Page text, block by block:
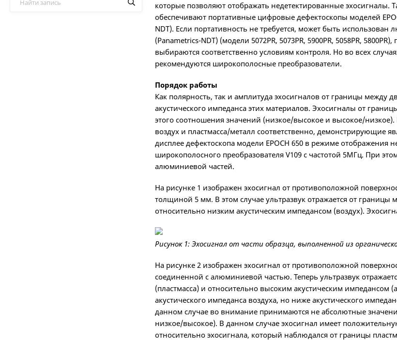
которые позволяют отображать недетектированные
обеспечивают портативные цифровые дефектоскопы моделей
NDT). Если портативность не требуется, может быть
(Panametrics-NDT) (модели 5072PR, 5073PR, 5900PR, 5058PR,
выбираются соответственно условиям контроля. Но во всех
рекомендуются широкополосные преобразователи.
Порядок работы
Как полярность, так и амплитуда эхосигналов от границы между
акустического импеданса этих материалов. Эхосигналы от
этого соотношения значений (низкое/высокое и высокое/
воздух и пластмасса/металл соответственно, демонстрирующие
дисплее дефектоскопа модели EPOCH 650 в режиме
широкополосного преобразователя V109 с частотой 5МГц. При
алюминиевой частей.
На рисунке 1 изображен эхосигнал от противоположной
толщиной 5 мм. В этом случае ультразвук отражается от
относительно низким акустическим импедансом (воздух).
Рисунок 1: Эхосигнал от части образца, выполненной из
На рисунке 2 изображен эхосигнал от противоположной
соединенной с алюминиевой частью. Теперь ультразвук
(пластмасса) и относительно высоким акустическим
акустического импеданса воздуха, но ниже акустического
данном случае во внимание принимаются не абсолютные
низкое/высокое). В данном случае эхосигнал имеет
относительно эхосигнала, который наблюдался от границы